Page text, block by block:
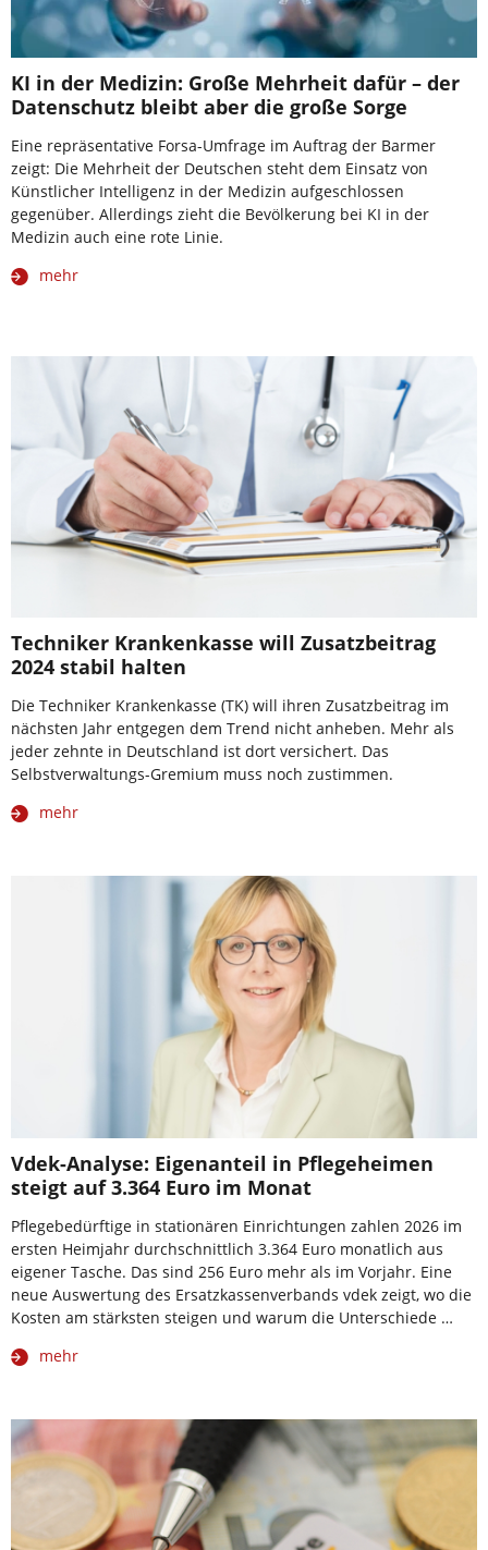
KI in der Medizin: Große Mehrheit dafür – der
Datenschutz bleibt aber die große Sorge
Eine repräsentative Forsa-Umfrage im Auftrag der Barmer
zeigt: Die Mehrheit der Deutschen steht dem Einsatz von
Künstlicher Intelligenz in der Medizin aufgeschlossen
gegenüber. Allerdings zieht die Bevölkerung bei KI in der
Medizin auch eine rote Linie.
mehr
Techniker Krankenkasse will Zusatzbeitrag
2024 stabil halten
Die Techniker Krankenkasse (TK) will ihren Zusatzbeitrag im
nächsten Jahr entgegen dem Trend nicht anheben. Mehr als
jeder zehnte in Deutschland ist dort versichert. Das
Selbstverwaltungs-Gremium muss noch zustimmen.
mehr
Vdek-Analyse: Eigenanteil in Pflegeheimen
steigt auf 3.364 Euro im Monat
Pflegebedürftige in stationären Einrichtungen zahlen 2026 im
ersten Heimjahr durchschnittlich 3.364 Euro monatlich aus
eigener Tasche. Das sind 256 Euro mehr als im Vorjahr. Eine
neue Auswertung des Ersatzkassenverbands vdek zeigt, wo die
Kosten am stärksten steigen und warum die Unterschiede …
mehr